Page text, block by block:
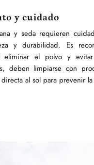
y cuidado
y seda requieren
y durabilidad. Es
eliminar el polvo y
deben limpiarse con
al sol para prevenir